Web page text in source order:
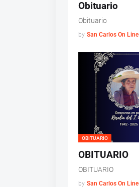
Obituario
Obituario
by San Carlos On Line
OBITUARIO
OBITUARIO
OBITUARIO
by San Carlos On Line